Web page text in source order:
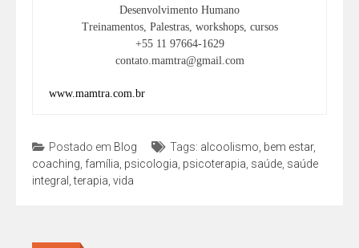
Desenvolvimento Humano
Treinamentos, Palestras, workshops, cursos
+55 11 97664-1629
contato.mamtra@gmail.com
www.mamtra.com.br
Postado em Blog Tags: alcoolismo bem estar,
coaching família psicologia psicoterapia saúde saúde
integral ,terapia vida